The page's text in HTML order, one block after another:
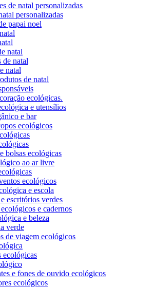
de natal personalizadas
personalizadas
papai noel
natal
de natal
natal
de natal
ecológicas.
e utensílios
e bar
ecológicos
bolsas ecológicas
ao ar livre
ecológicos
e escola
escritórios verdes
e cadernos
e beleza
verde
de viagem ecológicos
ecológicas
e fones de ouvido ecológicos
ecológicos